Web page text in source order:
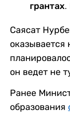
Саясат
оказывается
он ведет не
Ранее
образования